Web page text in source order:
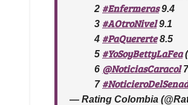
2 #Enfermeras9.4
3 #AOtroNivel9.1
4 #PaQuererte8.5
5 #YoSoyBettyLaFea
6 @NoticiasCaracol
7
— Rating Colombia